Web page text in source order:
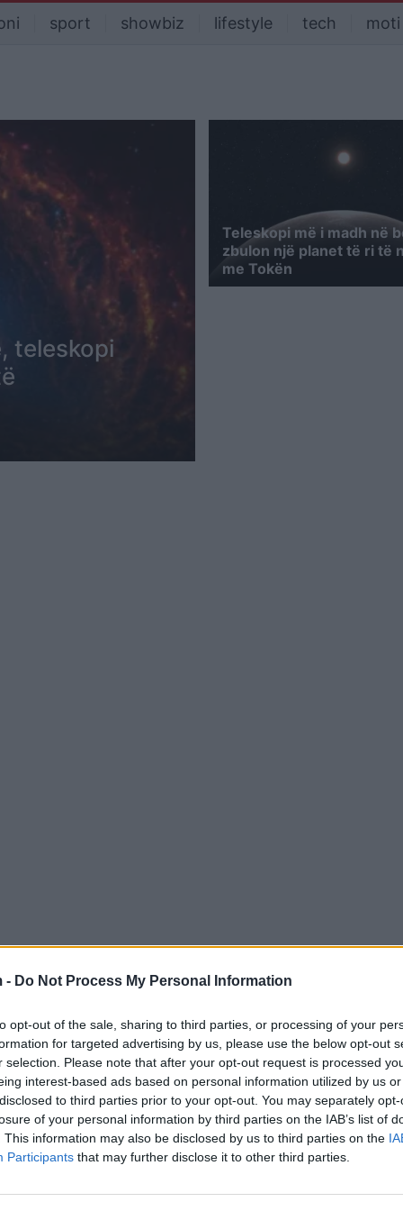
- Do Not Process My Personal Information
opt-out of the sale, sharing to third parties, or processing of your
for targeted advertising by us, please use the below opt-out
selection. Please note that after your opt-out request is processed
interest-based ads based on personal information utilized by us
to third parties prior to your opt-out. You may separately
of your personal information by third parties on the IAB’s list of
This information may also be disclosed by us to third parties on the
Participants that may further disclose it to other third parties.
sport showbiz lifestyle tech moti
teleskopi
Teleskopi më i madh në
zbulon një planet të ri të
me Tokën